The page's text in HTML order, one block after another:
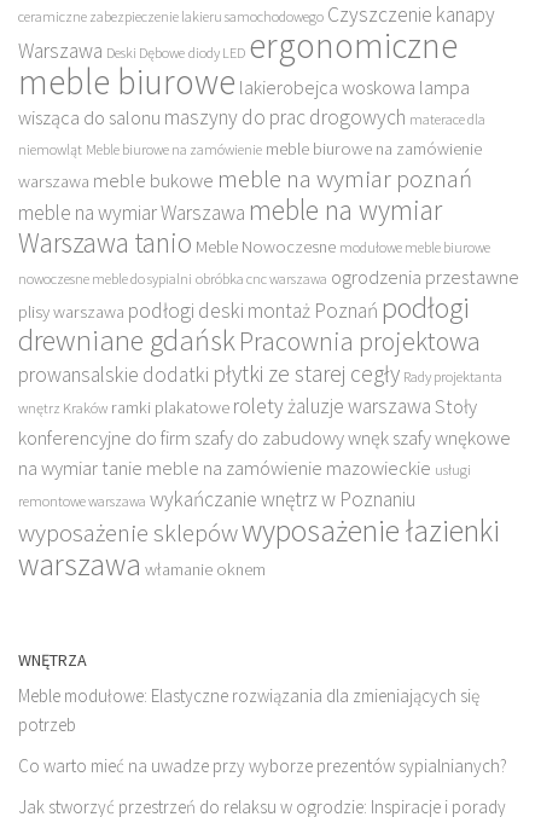
ceramiczne zabezpieczenie lakieru samochodowego Czyszczenie kanapy
Warszawa Deski Dębowe diody LED ergonomiczne
meble biurowe lakierobejca woskowa lampa
wisząca do salonu maszyny do prac drogowych materace dla
niemowląt Meble biurowe na zamówienie meble biurowe na zamówienie
warszawa meble bukowe meble na wymiar poznań
meble na wymiar Warszawa meble na wymiar
Warszawa tanio Meble Nowoczesne modułowe meble biurowe
nowoczesne meble do sypialni obróbka cnc warszawa ogrodzenia przestawne
plisy warszawa podłogi deski montaż Poznań podłogi
drewniane gdańskPracownia projektowa
prowansalskie dodatki płytki ze starej cegły Rady projektanta
wnętrz Kraków ramki plakatowe rolety żaluzje warszawa Stoły
konferencyjne do firm szafy do zabudowy wnęk szafy wnękowe
na wymiar tanie meble na zamówienie mazowieckie usługi
remontowe warszawa wykańczanie wnętrz w Poznaniu
wyposażenie sklepówwyposażenie łazienki
warszawa włamanie oknem
WNĘTRZA
Meble modułowe: Elastyczne rozwiązania dla zmieniających się
potrzeb
Co warto mieć na uwadze przy wyborze prezentów sypialnianych?
Jak stworzyć przestrzeń do relaksu w ogrodzie: Inspiracje i porady